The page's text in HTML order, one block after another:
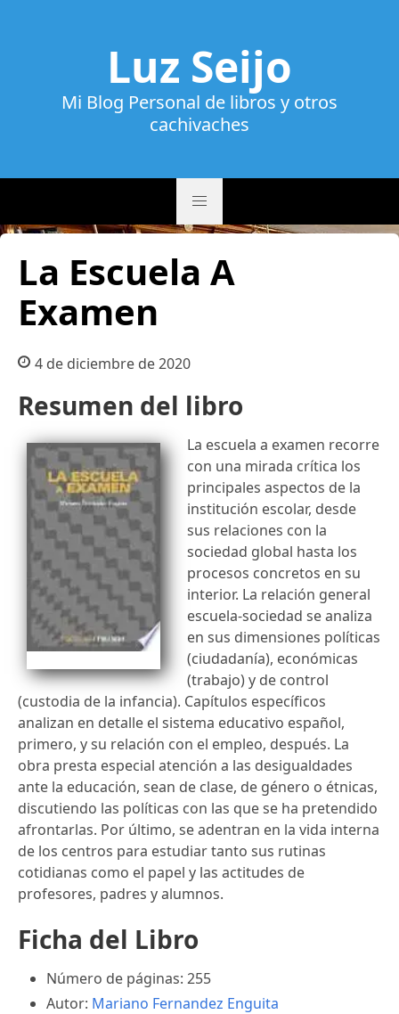
Luz Seijo
Mi Blog Personal de libros y otros
cachivaches
La Escuela A
Examen
4 de diciembre de 2020
Resumen del libro
La escuela a examen recorre
con una mirada crítica los
principales aspectos de la
institución escolar, desde
sus relaciones con la
sociedad global hasta los
procesos concretos en su
interior. La relación general
escuela-sociedad se analiza
en sus dimensiones políticas
(ciudadanía), económicas
(trabajo) y de control
(custodia de la infancia). Capítulos específicos
analizan en detalle el sistema educativo español,
primero, y su relación con el empleo, después. La
obra presta especial atención a las desigualdades
ante la educación, sean de clase, de género o étnicas,
discutiendo las políticas con las que se ha pretendido
afrontarlas. Por último, se adentran en la vida interna
de los centros para estudiar tanto sus rutinas
cotidianas como el papel y las actitudes de
profesores, padres y alumnos.
Ficha del Libro
Número de páginas: 255
Autor: Mariano Fernandez Enguita